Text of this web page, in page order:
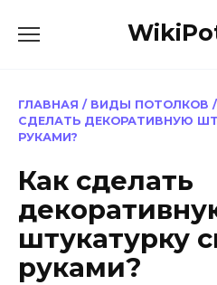
ГЛАВНАЯ / ВИДЫ ПОТОЛКОВ /
СДЕЛАТЬ ДЕКОРАТИВНУЮ
РУКАМИ?
Как сделать
штукатурку
руками?